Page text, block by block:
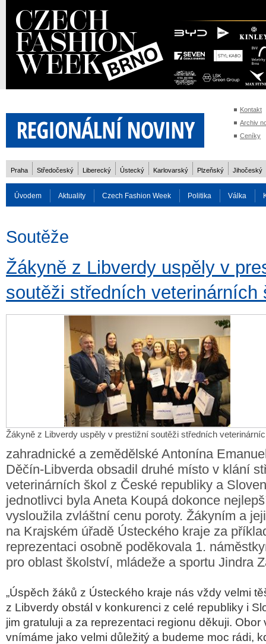
Kontakt
Archiv
Ceníky
Praha Středočeský Liberecký Ústecký Karlovarský Plzeňský Jihočeský
Úvodem Aktuality Czech Fashion Week Politika Válka
Rozhovory
Soutěže
Žákyně z Libverdy uspěly v
soutěži středních veterinárních
Žákyně z Libverdy uspěly v prestižní soutěži středních
zahradnické a zemědělské Antonína
Děčín-Libverda obsadil druhé místo v klání
veterinárních škol z České republiky a
jednotlivci byla Aneta Koupá dokonce
vysloužila zvláštní cenu poroty. Žákyním a
na Krajském úřadě Ústeckého kraje za
reprezentaci osobně poděkovala 1.
pro oblast školství, mládeže a sportu Jindra
„Úspěch žáků z Ústeckého kraje nás vždy velmi
z Libverdy obstál v konkurenci z celé republiky i
jim gratuluji a za reprezentaci regionu děkuji. Obor
vnímáme jako velmi důležitý a budeme moc rádi,